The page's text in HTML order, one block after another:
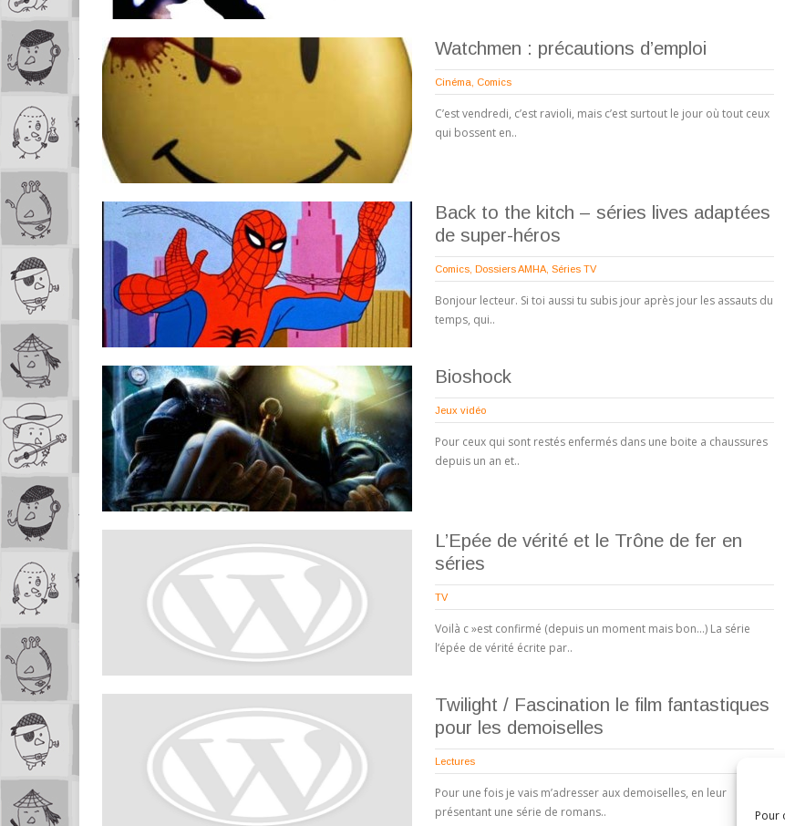
Pour
Watchmen : précautions d’emploi
Cinéma Comics
C’est vendredi, c’est ravioli, mais c’est surtout le jour où tout ceux
qui bossent en..
Back to the kitch – séries lives adaptées
de super-héros
Comics Dossiers AMHA Séries TV
Bonjour lecteur. Si toi aussi tu subis jour après jour les assauts du
temps, qui..
Bioshock
Jeux vidéo
Pour ceux qui sont restés enfermés dans une boite a chaussures
depuis un an et..
L’Epée de vérité et le Trône de fer en
séries
TV
Voilà c »est confirmé (depuis un moment mais bon…) La série
l’épée de vérité écrite par..
Twilight / Fascination le film fantastiques
pour les demoiselles
Lectures
Pour une fois je vais m’adresser aux demoiselles, en leur
présentant une série de romans..